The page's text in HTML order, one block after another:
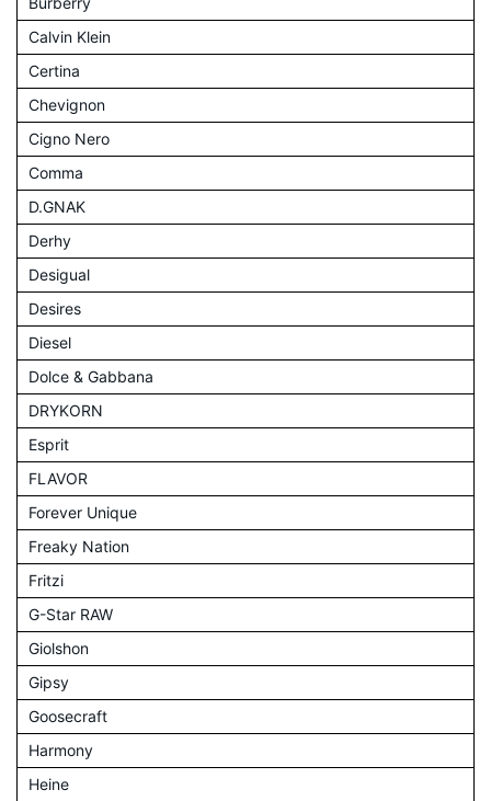
Calvin Klein
Certina
Chevignon
Cigno Nero
Comma
D.GNAK
Derhy
Desigual
Desires
Diesel
Dolce & Gabbana
DRYKORN
Esprit
FLAVOR
Forever Unique
Freaky Nation
Fritzi
G-Star RAW
Giolshon
Gipsy
Goosecraft
Harmony
Heine